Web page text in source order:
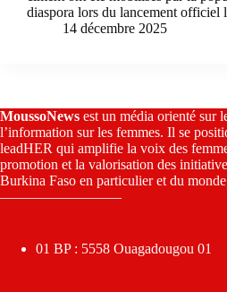
diaspora lors du lancement
14 décembre 2025
MoussoNews est un média orienté sur
l’information sur les femmes. Il se
leadHER qui amplifie la voix des
promotion et la valorisation des
Burkina Faso en particulier et du
————————–
01 BP : 5558 Ouagadougou 01